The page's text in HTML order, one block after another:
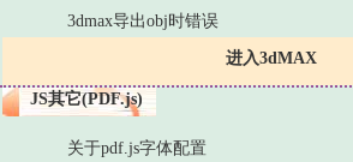
进入3dMAX
3dmax导出obj时错误
JS其它(PDF.js)
关于pdf.js字体配置